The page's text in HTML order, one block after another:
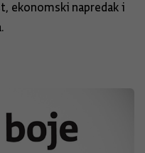
ekonomski napredak i